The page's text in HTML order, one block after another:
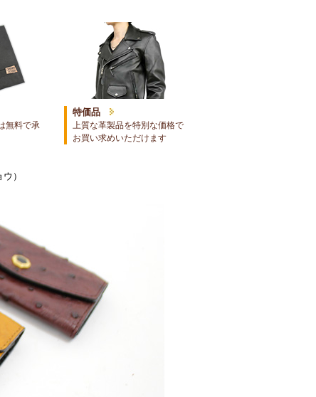
無料で承
特価品
上質な革製品を特別な価格で
お買い求めいただけます
）